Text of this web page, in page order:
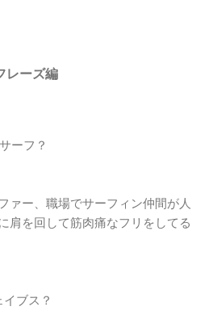
レーズ編
ーフ？
ァー、職場でサーフィン仲間が人
肩を回して筋肉痛なフリをしてる
イブス？